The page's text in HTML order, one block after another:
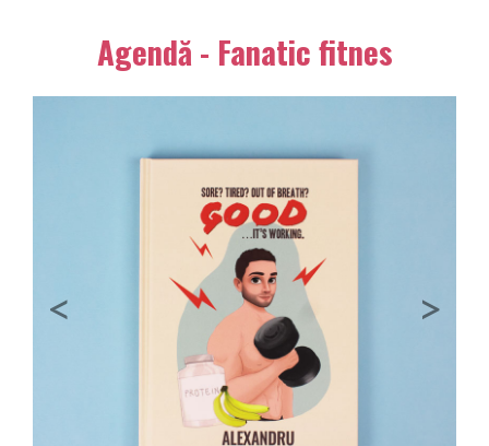
Agendă - Fanatic fitnes
Previous Next